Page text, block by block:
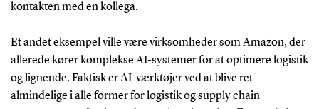
kontakten med en kollega.
Et andet eksempel ville være virksomheder som Amazon, der
allerede kører komplekse AI-systemer for at optimere logistik
og lignende. Faktisk er AI-værktøjer ved at blive ret
almindelige i alle former for logistik og supply chain